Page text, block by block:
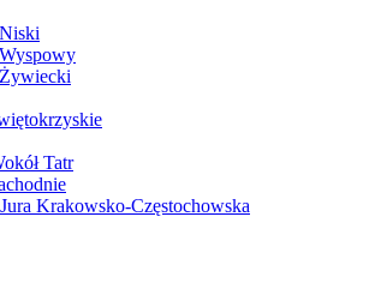
Tatr
Krakowsko-Częstochowska